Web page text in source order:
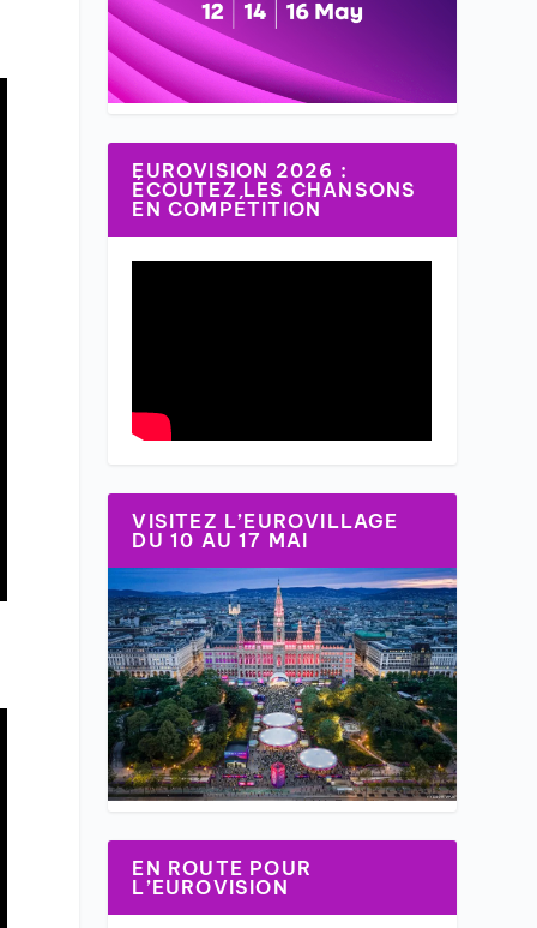
EUROVISION 2026 :
ÉCOUTEZ LES CHANSONS
EN COMPÉTITION
VISITEZ L’EUROVILLAGE
DU 10 AU 17 MAI
EN ROUTE POUR
L’EUROVISION